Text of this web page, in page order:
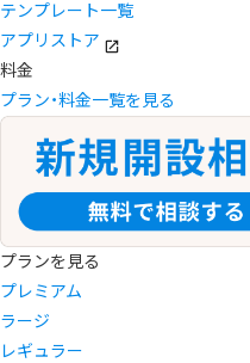
テンプレート一覧
アプリストア
料金
プラン・料金一覧を見る
プランを見る
プレミアム
ラージ
レギュラー